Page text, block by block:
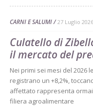
CARNI E SALUMI 27 Luglio 2026
Culatello di
il mercato del
Nei primi sei mesi del 2026
registrano un +8,2%,
affettato rappresenta
filiera agroalimentare